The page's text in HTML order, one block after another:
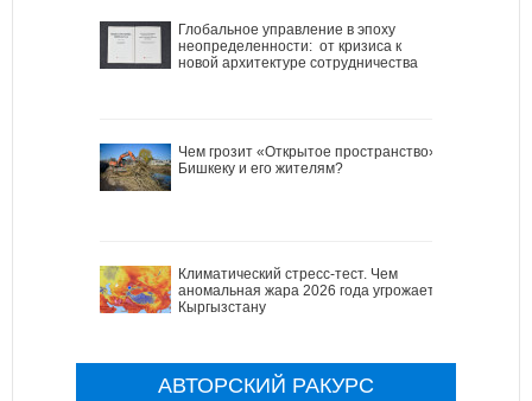
Глобальное управление в эпоху
неопределенности: от кризиса к
новой архитектуре сотрудничества
Чем грозит «Открытое пространство»
Бишкеку и его жителям?
Климатический стресс-тест. Чем
аномальная жара 2026 года угрожает
Кыргызстану
АВТОРСКИЙ РАКУРС